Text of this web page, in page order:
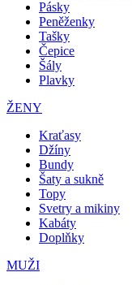
Pásky
Peněženky
Tašky
Čepice
Šály
Plavky
ŽENY
Kraťasy
Džíny
Bundy
Šaty a sukně
Topy
Svetry a mikiny
Kabáty
Doplňky
MUŽI